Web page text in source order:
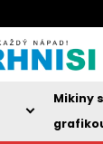
Mikiny s